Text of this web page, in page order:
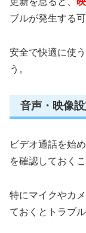
ブルが発生する
安全で快適に使
う。
音声・映像
ビデオ通話を始
を確認しておく
特にマイクやカ
ておくとトラブ